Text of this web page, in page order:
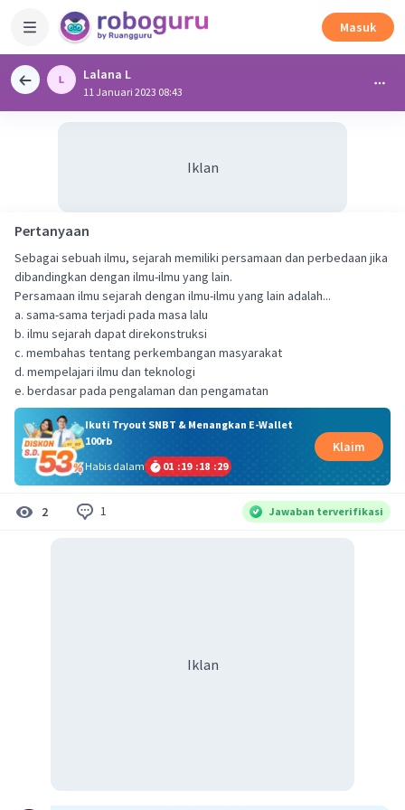
Masuk
Lalana L
11 Januari 2023 08:43
Iklan
Pertanyaan
Sebagai sebuah ilmu, sejarah memiliki persamaan dan perbedaan jika
dibandingkan dengan ilmu-ilmu yang lain.
Persamaan ilmu sejarah dengan ilmu-ilmu yang lain adalah...
a. sama-sama terjadi pada masa lalu
b. ilmu sejarah dapat direkonstruksi
c. membahas tentang perkembangan masyarakat
d. mempelajari ilmu dan teknologi
e. berdasar pada pengalaman dan pengamatan
Ikuti Tryout SNBT & Menangkan E-Wallet
100rb
Habis dalam
01 :19 :18 :29
Klaim
2 1 Jawaban terverifikasi
Iklan